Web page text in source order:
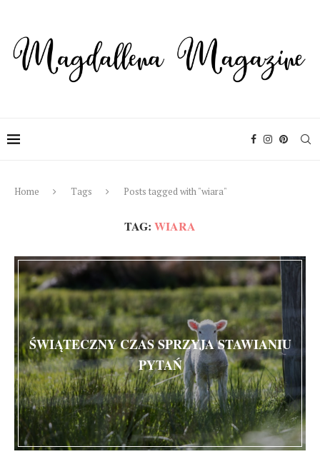
Home Tags Posts tagged with "wiara"
TAG: WIARA
ŚWIĄTECZNY CZAS SPRZYJA STAWIANIU
PYTAŃ